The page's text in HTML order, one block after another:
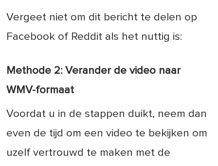
Vergeet niet om dit bericht te delen op
Facebook of Reddit als het nuttig is:
Methode 2: Verander de video naar
WMV-formaat
Voordat u in de stappen duikt, neem dan
even de tijd om een video te bekijken om
uzelf vertrouwd te maken met de